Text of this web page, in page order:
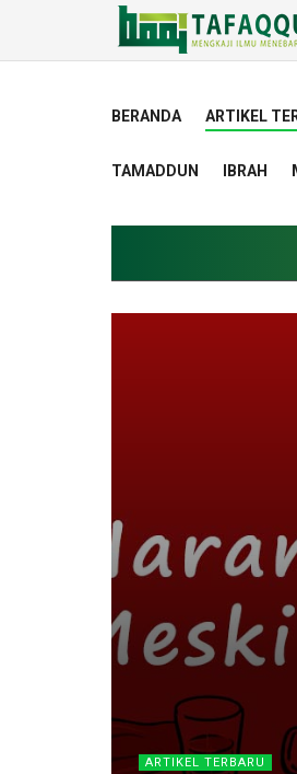
BERANDA ARTIKEL
TAMADDUN IBRAH
ARTIKEL TERBARU